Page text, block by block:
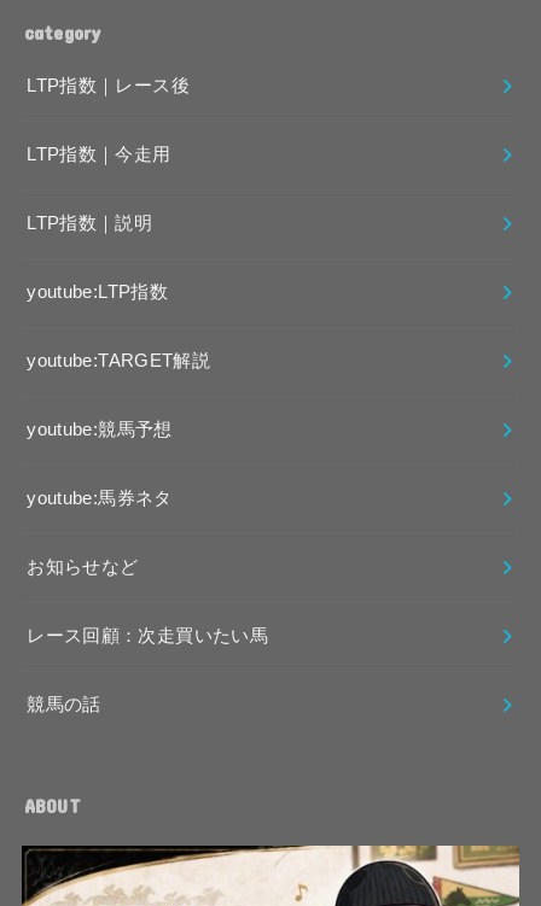
category
LTP指数｜レース後
LTP指数｜今走用
LTP指数｜説明
youtube:LTP指数
youtube:TARGET解説
youtube:競馬予想
youtube:馬券ネタ
お知らせなど
レース回顧：次走買いたい馬
競馬の話
ABOUT